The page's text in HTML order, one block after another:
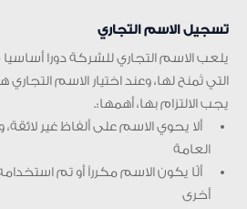
تسجيل الاسم التجاري
يلعب الاسم التجاري للشركة دورا
التي تُمنح لها، وعند اختيار الاسم
يجب الالتزام بها، أهمها:.
ألا يحوي الاسم على ألفاظ غير لائقة،
العامة
ألّا يكون الاسم مكرراً أو تم
أخرى